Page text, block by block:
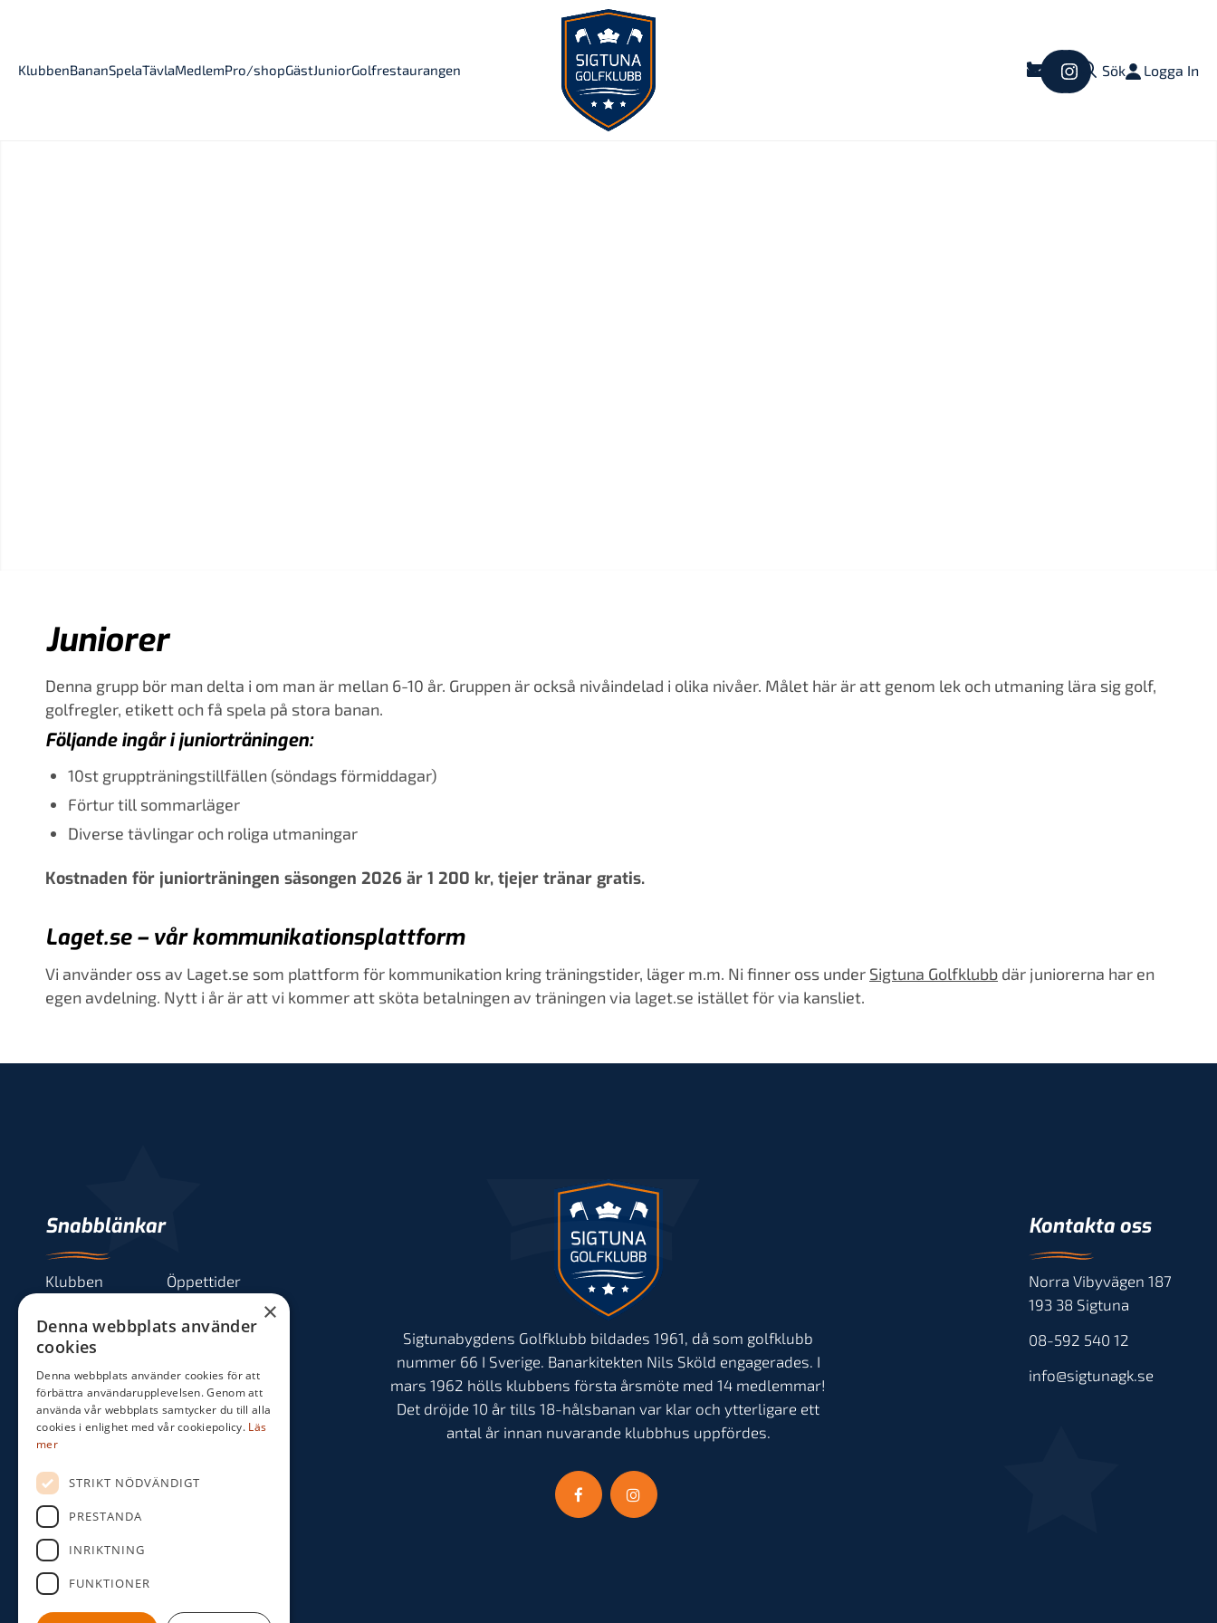
Logga In
KlubbenBananSpelaTävlaMedlemPro/shopGästJuniorGolfrestaurangen
Juniorer
Denna grupp bör man delta i om man är mellan 6-10 år. Gruppen är också nivåindelad i olika nivåer. Målet här är att genom lek och utmaning lära sig golf,
golfregler, etikett och få spela på stora banan.
Följande ingår i juniorträningen:
10st gruppträningstillfällen (söndags förmiddagar)
Förtur till sommarläger
Diverse tävlingar och roliga utmaningar
Kostnaden för juniorträningen säsongen 2026 är 1 200 kr, tjejer tränar gratis.
Laget.se – vår kommunikationsplattform
Vi använder oss av Laget.se som plattform för kommunikation kring träningstider, läger m.m. Ni finner oss under Sigtuna Golfklubb där juniorerna har en
egen avdelning. Nytt i år är att vi kommer att sköta betalningen av träningen via laget.se istället för via kansliet.
Snabblänkar
Klubben
Öppettider
Boka starttid
Kommittéer
Medlem
Tävla
Sigtunabygdens Golfklubb bildades 1961, då som golfklubb
nummer 66 I Sverige. Banarkitekten Nils Sköld engagerades. I
mars 1962 hölls klubbens första årsmöte med 14 medlemmar!
Det dröjde 10 år tills 18-hålsbanan var klar och ytterligare ett
antal år innan nuvarande klubbhus uppfördes.
Kontakta oss
Norra Vibyvägen 187
193 38 Sigtuna
08-592 540 12
info@sigtunagk.se
×
Denna webbplats använder
cookies
Denna webbplats använder cookies för att
förbättra användarupplevelsen. Genom att
använda vår webbplats samtycker du till alla
cookies i enlighet med vår cookiepolicy. Läs
mer
STRIKT NÖDVÄNDIGT
PRESTANDA
INRIKTNING
FUNKTIONER